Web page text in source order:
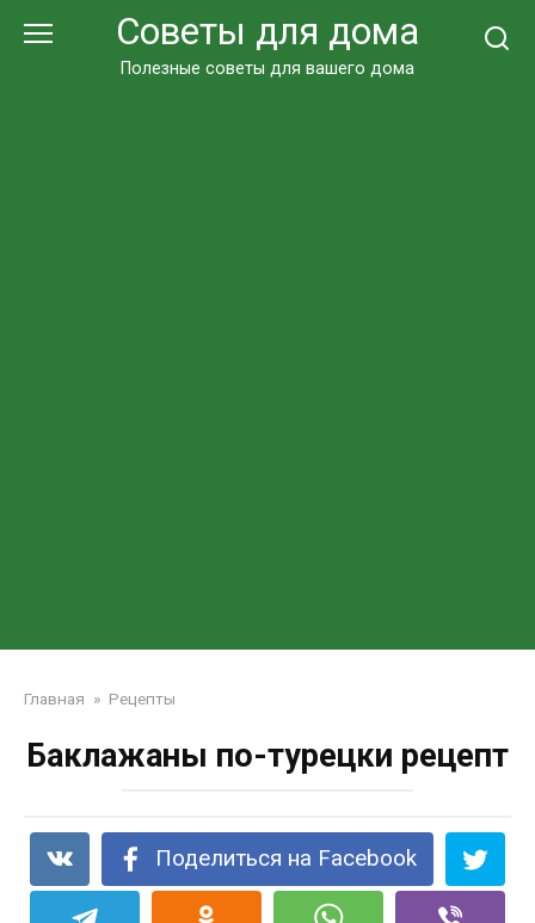
Советы для дома
Полезные советы для вашего дома
Главная » Рецепты
Баклажаны по-турецки рецепт
Поделиться на Facebook